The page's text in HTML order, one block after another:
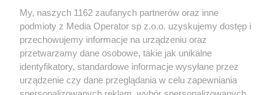
1 / 0
Wydawca mediów lokalnych
My, naszych 1162 zaufanych partnerów oraz inne
podmioty z Media Operator sp z.o.o. uzyskujemy dostęp i
przechowujemy informacje na urządzeniu oraz
przetwarzamy dane osobowe, takie jak unikalne
identyfikatory, standardowe informacje wysyłane przez
urządzenie czy dane przeglądania w celu zapewniania